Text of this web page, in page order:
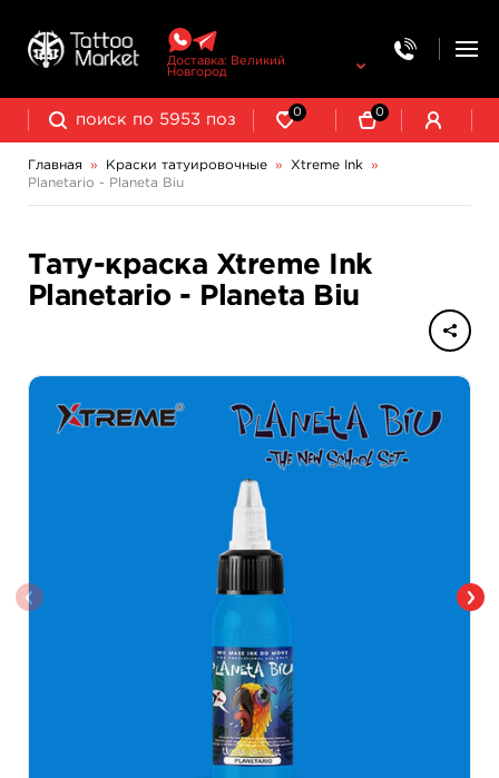
Доставка: Великий
Новгород
0 0
Главная » Краски татуировочные » Xtreme Ink
»
Planetario - Planeta Biu
Тату-краска Xtreme Ink
Planetario - Planeta Biu